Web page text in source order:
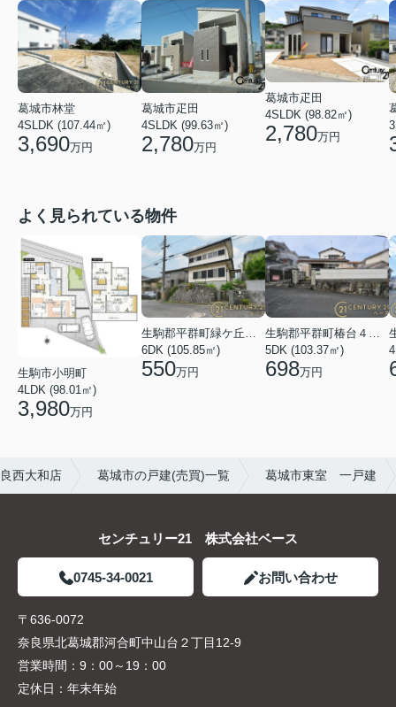
葛城市林堂
4SLDK (107.44㎡)
3,690万円
葛城市疋田
4SLDK (99.63㎡)
2,780万円
葛城市疋田
4SLDK (98.82㎡)
2,780万円
よく見られている物件
生駒市小明町
4LDK (98.01㎡)
3,980万円
生駒郡平群町緑ケ丘５丁目
6DK (105.85㎡)
550万円
生駒郡平群町椿台４丁目
5DK (103.37㎡)
698万円
西大和店 葛城市の戸建(売買)一覧 葛城市東室 一戸建
センチュリー21 株式会社ベース
0745-34-0021 お問い合わせ
〒636-0072
奈良県北葛城郡河合町中山台２丁目12-9
営業時間： 9：00～19：00
定休日： 年末年始